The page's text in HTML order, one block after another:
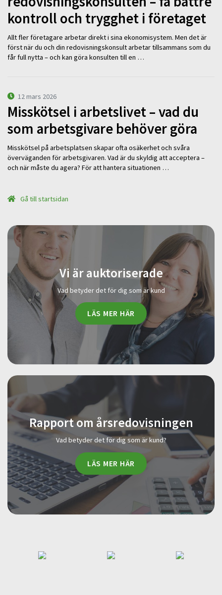
kontroll och trygghet i företaget
Allt fler företagare arbetar direkt i sina ekonomisystem. Men det är
först när du och din redovisningskonsult arbetar tillsammans som du
får full nytta – och kan göra konsulten till en …
12 mars 2026
Misskötsel i arbetslivet – vad du
som arbetsgivare behöver göra
Misskötsel på arbetsplatsen skapar ofta osäkerhet och svåra
överväganden för arbetsgivaren. Vad är du skyldig att acceptera –
och när måste du agera? För att hantera situationen …
Gå till startsidan
Vi är auktoriserade
Vad betyder det för dig som är kund
LÄS MER HÄR
Rapport om årsredovisningen
Vad betyder det för dig som är kund?
LÄS MER HÄR